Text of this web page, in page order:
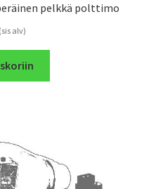
pelkkä polttimo
(sis alv)